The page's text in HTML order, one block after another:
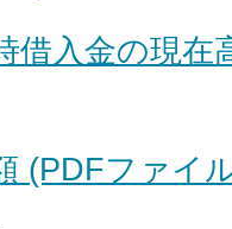
借入金の現在
(PDFファイ